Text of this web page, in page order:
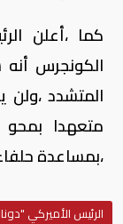
كما ،أعلن
الكونجرس
المتشدد ،ولن
متعهدا بمحو
،بمساعدة
الرئيس الأميركي